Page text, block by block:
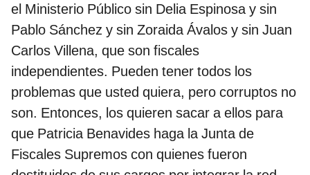
el Ministerio Público sin Delia Espinosa y sin
Pablo Sánchez y sin Zoraida Ávalos y sin Juan
Carlos Villena, que son fiscales
independientes. Pueden tener todos los
problemas que usted quiera, pero corruptos no
son. Entonces, los quieren sacar a ellos para
que Patricia Benavides haga la Junta de
Fiscales Supremos con quienes fueron